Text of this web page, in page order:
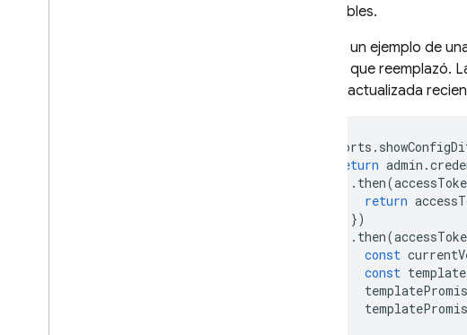
disponibles.
Este es un ejemplo de
versión que reemplazó.
actual (actualizada
exports .
return admin .
. then(
return
})
. then(
const
const